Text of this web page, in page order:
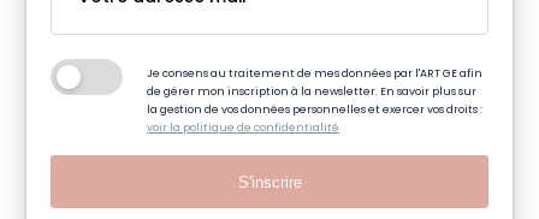
Je consens au traitement de mes données par l'ART GE afin
de gérer mon inscription à la newsletter. En savoir plus sur
la gestion de vos données personnelles et exercer vos droits :
voir la politique de confidentialité
S'inscrire